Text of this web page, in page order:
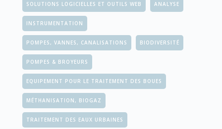
SOLUTIONS LOGICIELLES ET OUTILS WEB ANALYSE
INSTRUMENTATION
POMPES, VANNES, CANALISATIONS BIODIVERSITÉ
POMPES & BROYEURS
EQUIPEMENT POUR LE TRAITEMENT DES BOUES
MÉTHANISATION, BIOGAZ
TRAITEMENT DES EAUX URBAINES